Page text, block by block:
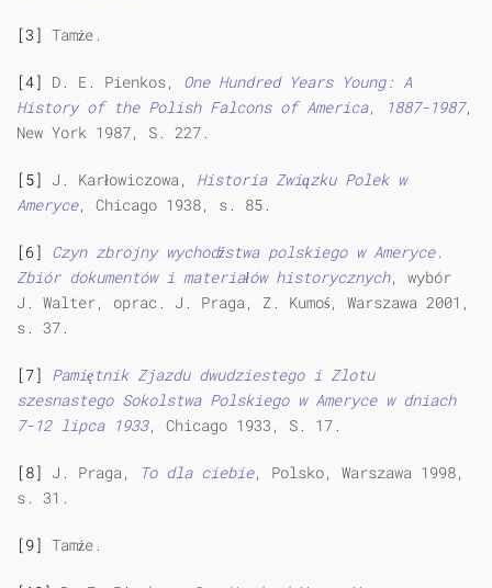
[3] Tamże.
[4] D. E. Pienkos, One Hundred Years Young: A
History of the Polish Falcons of America, 1887-1987,
New York 1987, S. 227.
[5] J. Karłowiczowa, Historia Związku Polek w
Ameryce, Chicago 1938, s. 85.
[6] Czyn zbrojny wychodźstwa polskiego w Ameryce.
Zbiór dokumentów i materiałów historycznych, wybór
J. Walter, oprac. J. Praga, Z. Kumoś, Warszawa 2001,
s. 37.
[7] Pamiętnik Zjazdu dwudziestego i Zlotu
szesnastego Sokolstwa Polskiego w Ameryce w dniach
7-12 lipca 1933, Chicago 1933, S. 17.
[8] J. Praga, To dla ciebie, Polsko, Warszawa 1998,
s. 31.
[9] Tamże.